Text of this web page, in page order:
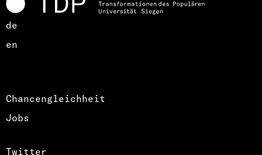
de
en
Chancengleichheit
Jobs
Twitter